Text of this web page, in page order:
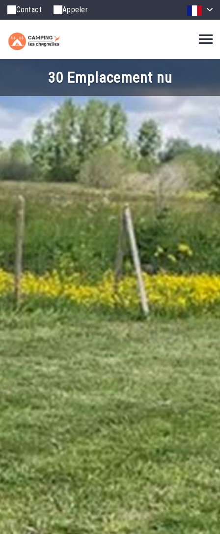
Contact Appeler
30 Emplacement nu